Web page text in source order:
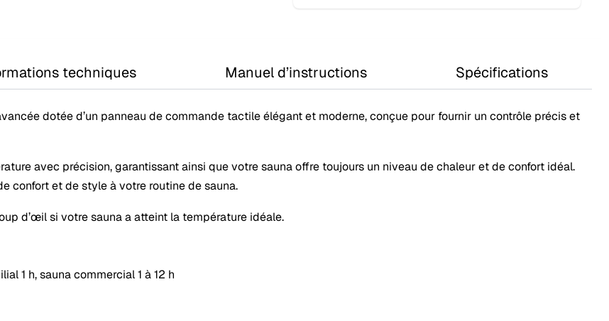
techniques Manuel d’instructions Spécifications
dotée d’un panneau de commande tactile élégant et moderne, conçue pour fournir un contrôle précis et
avec précision, garantissant ainsi que votre sauna offre toujours un niveau de chaleur et de confort idéal.
confort et de style à votre routine de sauna.
d’œil si votre sauna a atteint la température idéale.
1 h, sauna commercial 1 à 12 h